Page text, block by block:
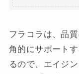
フラコラは、品
角的にサポート
るので、エイジ